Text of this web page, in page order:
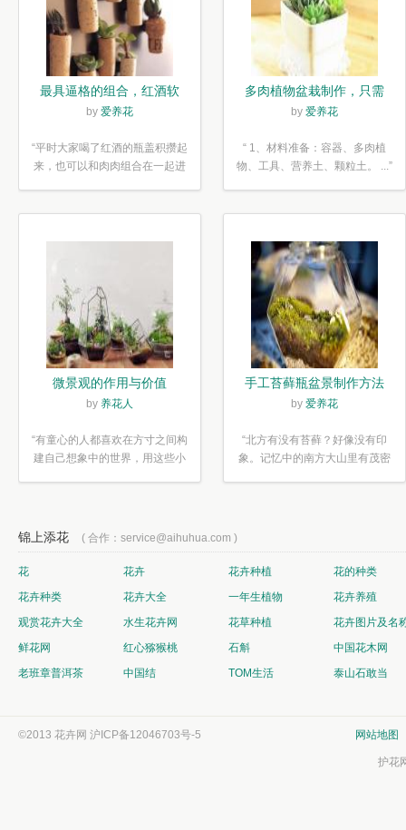
最具逼格的组合，红酒软
木塞diy多肉植物盆栽
by 爱养花
“平时大家喝了红酒的瓶盖积攒起
来，也可以和肉肉组合在一起进
多肉植物盆栽制作，只需
简单6步
by 爱养花
“ 1、材料准备：容器、多肉植
物、工具、营养土、颗粒土。 ...”
微景观的作用与价值
by 养花人
“有童心的人都喜欢在方寸之间构
建自己想象中的世界，用这些小
手工苔藓瓶盆景制作方法
by 爱养花
“北方有没有苔藓？好像没有印
象。记忆中的南方大山里有茂密
锦上添花 ( 合作：service@aihuhua.com )
花 花卉 花卉种植
花的种类
花卉种类
花卉大全 一年生植物
花卉养殖
观赏花卉大全
水生花卉网 花草种植
花卉图片及名
鲜花网
红心猕猴桃 石斛
中国花木网
老班章普洱茶
中国结 TOM生活 泰山石敢当
©2013 花卉网 沪ICP备12046703号-5 网站地图
护花